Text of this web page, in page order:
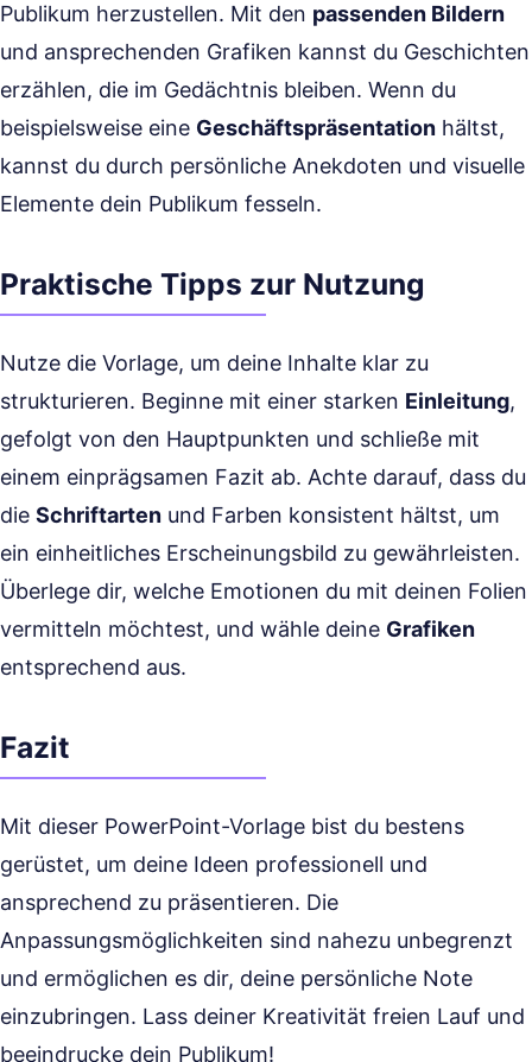
Publikum herzustellen. Mit den passenden Bildern
und ansprechenden Grafiken kannst du Geschichten
erzählen, die im Gedächtnis bleiben. Wenn du
beispielsweise eine Geschäftspräsentation hältst,
kannst du durch persönliche Anekdoten und visuelle
Elemente dein Publikum fesseln.
Praktische Tipps zur Nutzung
Nutze die Vorlage, um deine Inhalte klar zu
strukturieren. Beginne mit einer starken Einleitung,
gefolgt von den Hauptpunkten und schließe mit
einem einprägsamen Fazit ab. Achte darauf, dass du
die Schriftarten und Farben konsistent hältst, um
ein einheitliches Erscheinungsbild zu gewährleisten.
Überlege dir, welche Emotionen du mit deinen Folien
vermitteln möchtest, und wähle deine Grafiken
entsprechend aus.
Fazit
Mit dieser PowerPoint-Vorlage bist du bestens
gerüstet, um deine Ideen professionell und
ansprechend zu präsentieren. Die
Anpassungsmöglichkeiten sind nahezu unbegrenzt
und ermöglichen es dir, deine persönliche Note
einzubringen. Lass deiner Kreativität freien Lauf und
beeindrucke dein Publikum!